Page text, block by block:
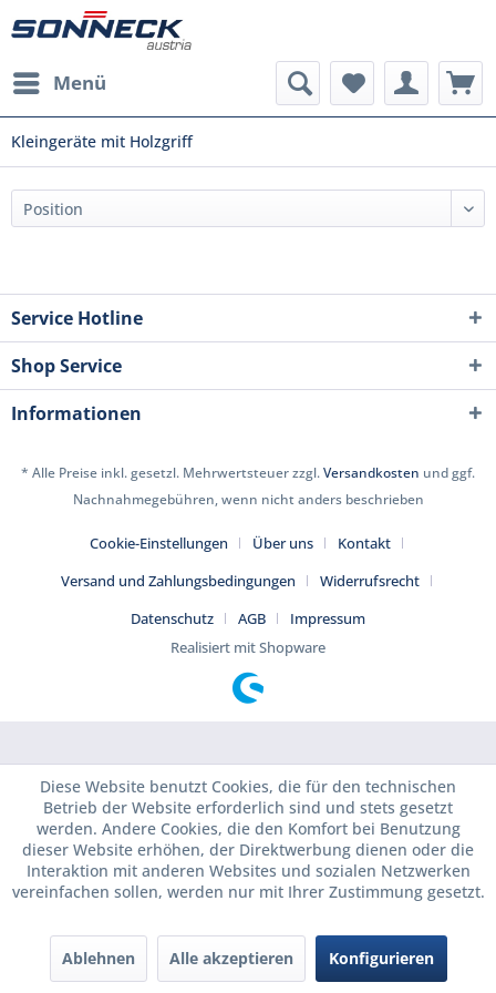
Menü
Kleingeräte mit Holzgriff
Service Hotline
Shop Service
Informationen
* Alle Preise inkl. gesetzl. Mehrwertsteuer zzgl.Versandkosten und ggf.
Nachnahmegebühren, wenn nicht anders beschrieben
Cookie-Einstellungen Über uns
Kontakt
Versand und Zahlungsbedingungen
Widerrufsrecht
Datenschutz
AGB
Impressum
Realisiert mit Shopware
Diese Website benutzt Cookies, die für den technischen
Betrieb der Website erforderlich sind und stets gesetzt
werden. Andere Cookies, die den Komfort bei Benutzung
dieser Website erhöhen, der Direktwerbung dienen oder die
Interaktion mit anderen Websites und sozialen Netzwerken
vereinfachen sollen, werden nur mit Ihrer Zustimmung gesetzt.
Ablehnen Alle akzeptieren Konfigurieren